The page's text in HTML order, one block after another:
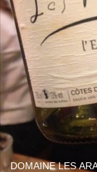
DOMAINE LES